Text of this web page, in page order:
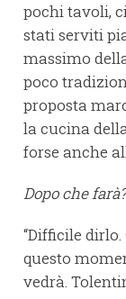
pochi tavoli,
stati serviti
massimo
poco
proposta
la cucina
forse anche
Dopo che farà?
“Difficile
questo
vedrà.